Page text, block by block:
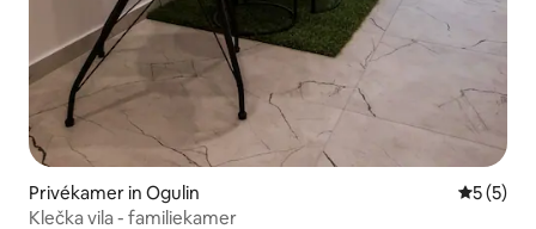
Privékamer in Ogulin
5 (5)
Klečka vila - familiekamer